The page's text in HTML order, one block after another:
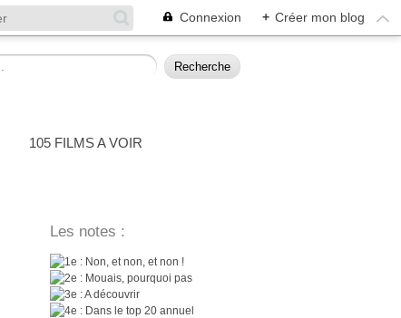
Connexion + Créer mon blog
105 FILMS A VOIR
Les notes :
: Non, et non, et non !
: Mouais, pourquoi pas
: A découvrir
: Dans le top 20 annuel